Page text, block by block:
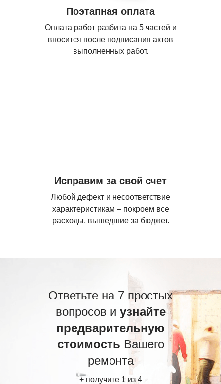
Поэтапная оплата
Исправим за свой счет
Оплата работ разбита на 5 частей и
вносится после подписания актов
выполненных работ.
Любой дефект и несоответствие
характеристикам – покроем все
расходы, вышедшие за бюджет.
Ответьте на 7 простых
вопросов и узнайте
предварительную
стоимость Вашего
ремонта
+ получите 1 из 4